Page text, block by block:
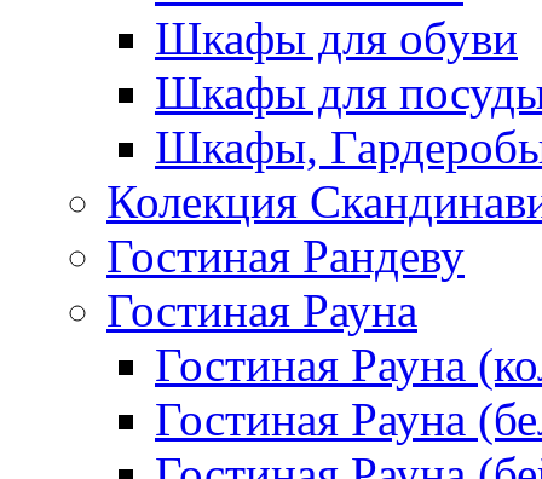
Шкафы для обуви
Шкафы для
Шкафы,
Колекция
Гостиная Рандеву
Гостиная Рауна
Гостиная Рауна
Гостиная Рауна